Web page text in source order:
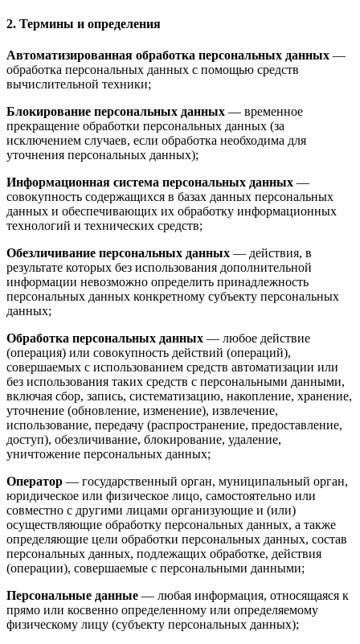
2. Термины и определения
Автоматизированная обработка персональных данных —
обработка персональных данных с помощью средств
вычислительной техники;
Блокирование персональных данных — временное
прекращение обработки персональных данных (за
исключением случаев, если обработка необходима для
уточнения персональных данных);
Информационная система персональных данных —
совокупность содержащихся в базах данных персональных
данных и обеспечивающих их обработку информационных
технологий и технических средств;
Обезличивание персональных данных — действия, в
результате которых без использования дополнительной
информации невозможно определить принадлежность
персональных данных конкретному субъекту персональных
данных;
Обработка персональных данных — любое действие
(операция) или совокупность действий (операций),
совершаемых с использованием средств автоматизации или
без использования таких средств с персональными данными,
включая сбор, запись, систематизацию, накопление, хранение,
уточнение (обновление, изменение), извлечение,
использование, передачу (распространение, предоставление,
доступ), обезличивание, блокирование, удаление,
уничтожение персональных данных;
Оператор — государственный орган, муниципальный орган,
юридическое или физическое лицо, самостоятельно или
совместно с другими лицами организующие и (или)
осуществляющие обработку персональных данных, а также
определяющие цели обработки персональных данных, состав
персональных данных, подлежащих обработке, действия
(операции), совершаемые с персональными данными;
Персональные данные — любая информация, относящаяся к
прямо или косвенно определенному или определяемому
физическому лицу (субъекту персональных данных);